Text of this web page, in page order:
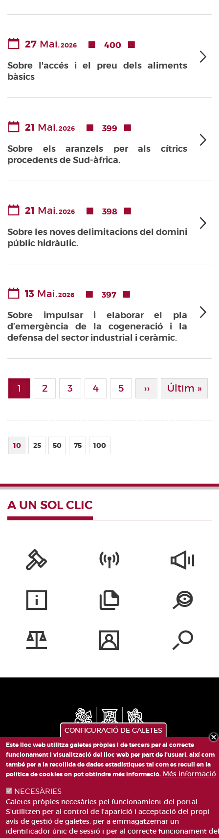
27 Mai.2026 400
Sobre l'accés i el preu dels aliments
bàsics
21 Mai.2026 399
Sobre els aranzels per als cítrics
procedents de Sud-àfrica.
21 Mai.2026 398
Sobre les noves delimitacions del domini
públic hidràulic.
13 Mai.2026 397
Sobre impulsar i elaborar el pla
d’emergència de la cogeneració i la
defensa del sector industrial i ceràmic.
Paginació
Pàgina actual
1 Page
2 Page
3 Page
4 Page
5 Pàgina
›› Última
Últim »
10 25 50 75 100
A UN SOL CLIC
PLAÇA DE SANT LLORENÇ, 4 VALÈNCIA 46003
TELÈFON: 963188000
CONFIGURACIÓ DE GALETES
Este lloc web utilitza galetes pròpies i de tercers per al correcte
funcionament i visualització del lloc web per part de l'usuari, així com
també per a la recollida de dades estadístiques tal com es recull en la
política de cookies on pot obtindre més informació. Més informació
NECESÀRIES
Galetes pròpies necesàries pel funcionamient del portal.
S'utilitzen per al control de l'aparició i acceptació del propi
avís de gestió de galetes, per a emmagatzemar un
identificador únic de sessió i per al correcte funcionament del